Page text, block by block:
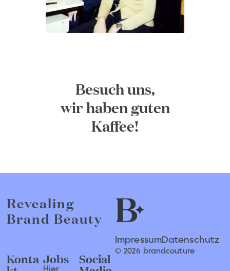
Besuch uns,
wir haben guten
Kaffee!
ImpressumDatenschutz
© 2026 brandcouture
Revealing
Brand Beauty
Konta Jobs
Hier
Social